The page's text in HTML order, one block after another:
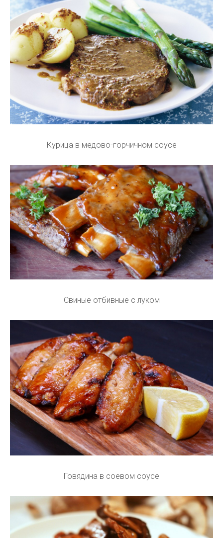
Курица в медово-горчичном соусе
Свиные отбивные с луком
Говядина в соевом соусе